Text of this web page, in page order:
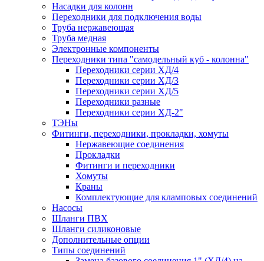
Насадки для колонн
Переходники для подключения воды
Труба нержавеющая
Труба медная
Электронные компоненты
Переходники типа "самодельный куб - колонна"
Переходники серии ХД/4
Переходники серии ХД/3
Переходники серии ХД/5
Переходники разные
Переходники серии ХД-2"
ТЭНы
Фитинги, переходники, прокладки, хомуты
Нержавеющие соединения
Прокладки
Фитинги и переходники
Хомуты
Краны
Комплектующие для кламповых соединений
Насосы
Шланги ПВХ
Шланги силиконовые
Дополнительные опции
Типы соединений